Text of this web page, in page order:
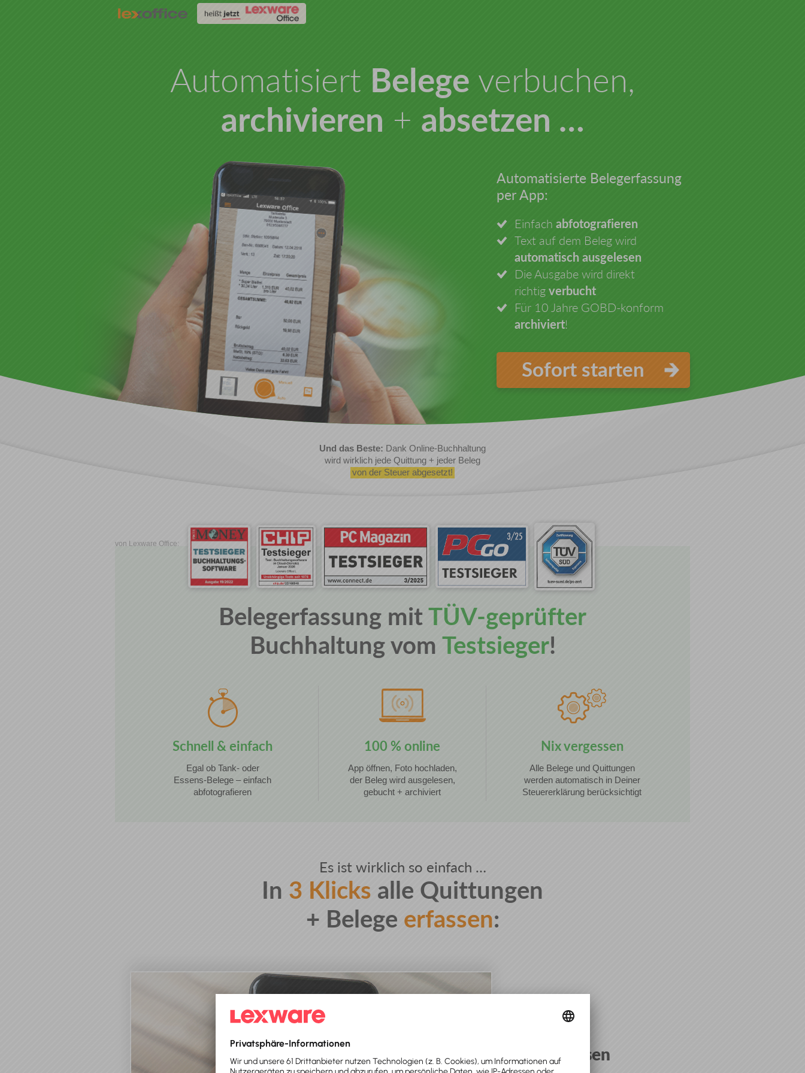
Automatisiert Belege verbuchen,
archivieren + absetzen …
Automatisierte Belegerfassung
per App:
Einfach abfotografieren
Text auf dem Beleg wird
automatisch ausgelesen
Die Ausgabe wird direkt
richtigverbucht
Für 10 Jahre GOBD-konform
archiviert!
Sofort starten
Und das Beste: Dank Online-Buchhaltung
wird wirklich jede Quittung + jeder Beleg
von der Steuer abgesetzt!
von Lexware Office:
Belegerfassung mitTÜV-geprüfter
Buchhaltung vomTestsieger!
Schnell & einfach
Egal ob Tank- oder
Essens-Belege – einfach
abfotografieren
100 % online
App öffnen, Foto hochladen,
der Beleg wird ausgelesen,
gebucht + archiviert
Nix vergessen
Alle Belege und Quittungen
werden automatisch in Deiner
Steuererklärung berücksichtigt
Es ist wirklich so einfach …
In 3 Klicks alle Quittungen
+ Belege erfassen:
erfassen